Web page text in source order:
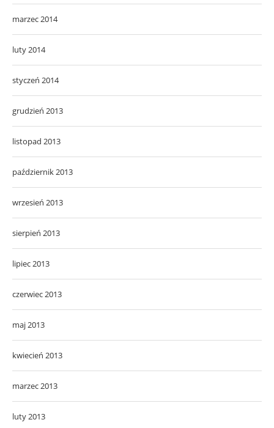
marzec 2014
luty 2014
styczeń 2014
grudzień 2013
listopad 2013
październik 2013
wrzesień 2013
sierpień 2013
lipiec 2013
czerwiec 2013
maj 2013
kwiecień 2013
marzec 2013
luty 2013